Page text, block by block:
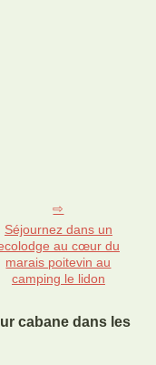
Séjournez dans un
au cœur du
marais poitevin au
camping le lidon
cabane dans les